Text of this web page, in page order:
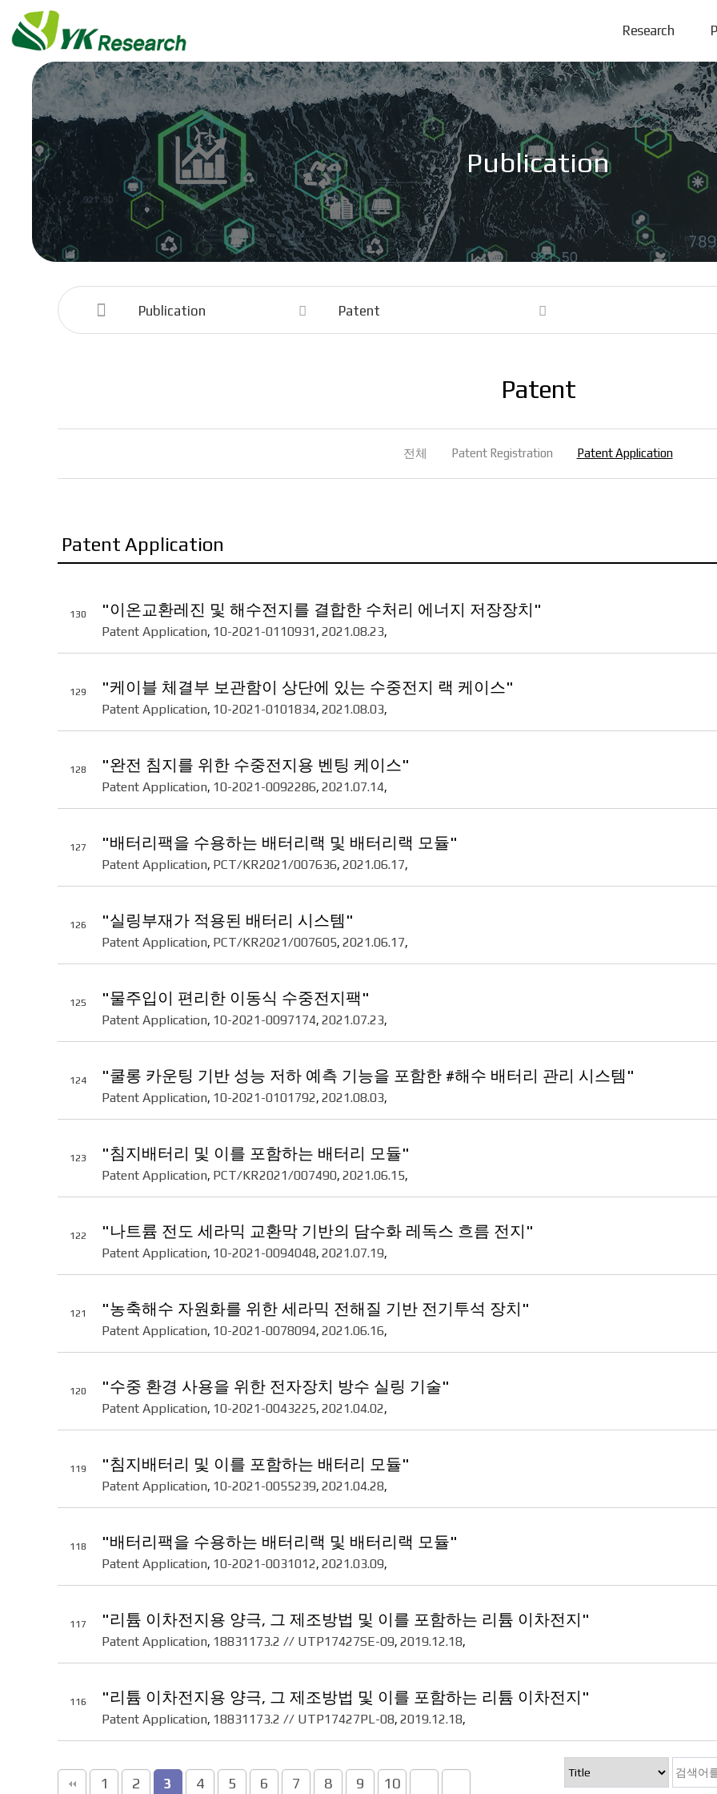
Research
Publication
Publication Patent
Patent
전체 Patent Registration Patent Application
Patent Application
130 "이온교환레진 및 해수전지를 결합한 수처리 에너지 저장장치"
Patent Application, 10-2021-0110931, 2021.08.23,
129 "케이블 체결부 보관함이 상단에 있는 수중전지 랙 케이스"
Patent Application, 10-2021-0101834, 2021.08.03,
128 "완전 침지를 위한 수중전지용 벤팅 케이스"
Patent Application, 10-2021-0092286, 2021.07.14,
127 "배터리팩을 수용하는 배터리랙 및 배터리랙 모듈"
Patent Application, PCT/KR2021/007636, 2021.06.17,
126 "실링부재가 적용된 배터리 시스템"
Patent Application, PCT/KR2021/007605, 2021.06.17,
125 "물주입이 편리한 이동식 수중전지팩"
Patent Application, 10-2021-0097174, 2021.07.23,
124 "쿨롱 카운팅 기반 성능 저하 예측 기능을 포함한 #해수 배터리 관리 시스템"
Patent Application, 10-2021-0101792, 2021.08.03,
123 "침지배터리 및 이를 포함하는 배터리 모듈"
Patent Application, PCT/KR2021/007490, 2021.06.15,
122 "나트륨 전도 세라믹 교환막 기반의 담수화 레독스 흐름 전지"
Patent Application, 10-2021-0094048, 2021.07.19,
121 "농축해수 자원화를 위한 세라믹 전해질 기반 전기투석 장치"
Patent Application, 10-2021-0078094, 2021.06.16,
120 "수중 환경 사용을 위한 전자장치 방수 실링 기술"
Patent Application, 10-2021-0043225, 2021.04.02,
119 "침지배터리 및 이를 포함하는 배터리 모듈"
Patent Application, 10-2021-0055239, 2021.04.28,
118 "배터리팩을 수용하는 배터리랙 및 배터리랙 모듈"
Patent Application, 10-2021-0031012, 2021.03.09,
117 "리튬 이차전지용 양극, 그 제조방법 및 이를 포함하는 리튬 이차전지"
Patent Application, 18831173.2 // UTP17427SE-09, 2019.12.18,
116 "리튬 이차전지용 양극, 그 제조방법 및 이를 포함하는 리튬 이차전지"
Patent Application, 18831173.2 // UTP17427PL-08, 2019.12.18,
1 2 3 4 5 6 7 8 9 10
맨끝